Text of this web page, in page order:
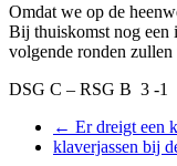
Omdat we op de
Bij thuiskomst nog een
volgende ronden
DSG C – RSG B 3 -1
← Er dreigt een
klaverjassen bij